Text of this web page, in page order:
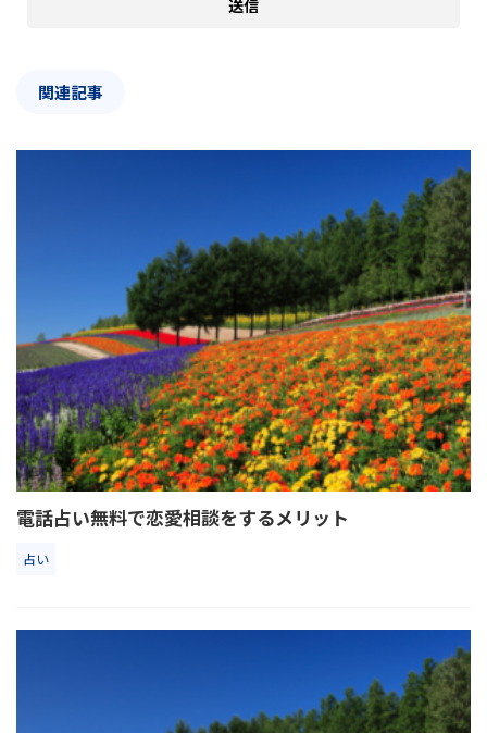
関連記事
電話占い無料で恋愛相談をするメリット
占い